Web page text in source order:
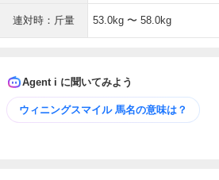
連対時：斤量 53.0kg 〜 58.0kg
Agent i に聞いてみよう
ウィニングスマイル 馬名の意味は？